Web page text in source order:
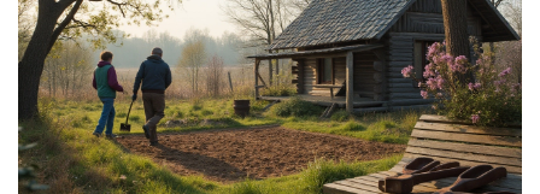
Условия использования
Политика конфиденциальности
ФЗ-152
Связаться